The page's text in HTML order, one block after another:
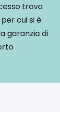
trova
cui si è
garanzia di